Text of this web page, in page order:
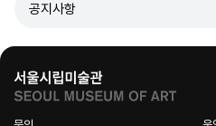
공지사항